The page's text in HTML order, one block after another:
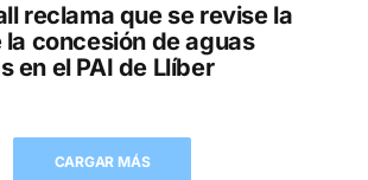
reclama que se revise la
concesión de aguas
en el PAI de Llíber
CARGAR MÁS